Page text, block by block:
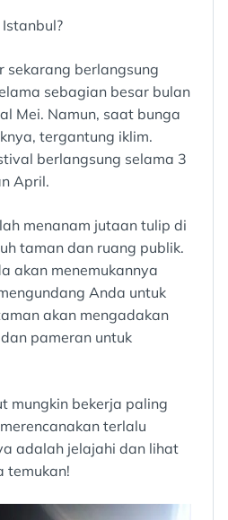
sekarang berlangsung
sebagian besar bulan
Mei. Namun, saat bunga
tergantung iklim.
berlangsung selama 3
April.
menanam jutaan tulip di
taman dan ruang publik.
akan menemukannya
Anda untuk
akan mengadakan
pameran untuk
mungkin bekerja paling
terlalu
adalah jelajahi dan lihat
temukan!